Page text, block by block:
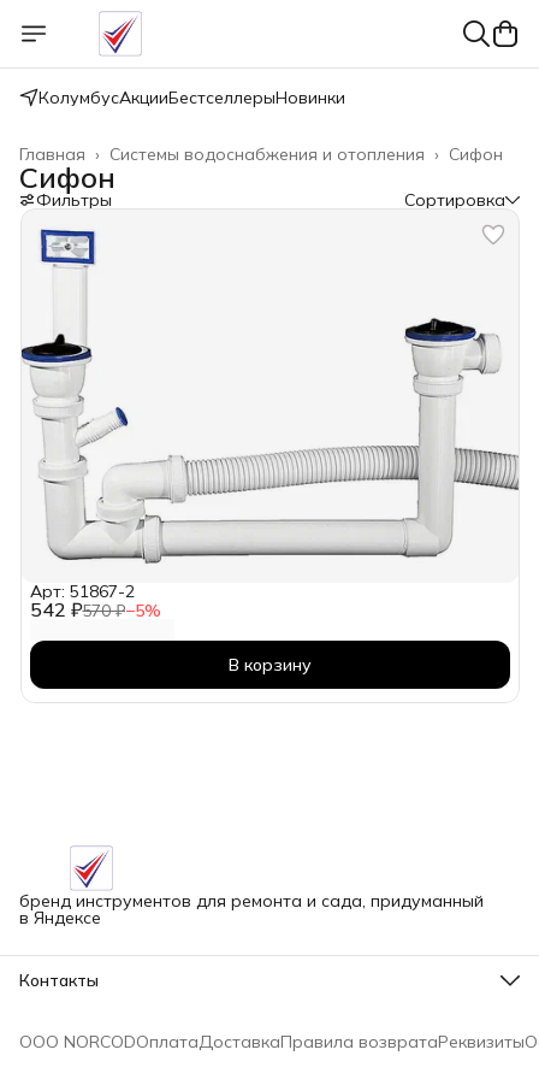
КолумбусАкцииБестселлерыНовинки
Сифон
Системы водоснабжения и отопления ›
Главная ›
Сифон
Фильтры Сортировка
542 ₽570 ₽−5%
Арт: 51867-2
В корзину
бренд инструментов для ремонта и сада, придуманный
в Яндексе
Контакты
Телефон
ООО NORCODОплатаДоставкаПравила возвратаРеквизиты